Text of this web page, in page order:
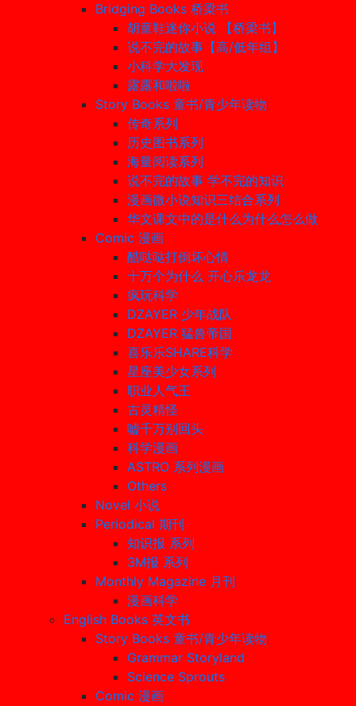
Bridging Books 桥梁书
胡童鞋迷你小说 【桥梁书】
说不完的故事【高/低年组】
小科学大发现
露露和啦啦
Story Books 童书/青少年读物
传奇系列
历史图书系列
海量阅读系列
说不完的故事 学不完的知识
漫画微小说知识三结合系列
华文课文中的是什么为什么怎么做
Comic 漫画
酷哒哒打倒坏心情
十万个为什么 开心乐龙龙
疯玩科学
DZAYER 少年战队
DZAYER 猛兽帝国
喜乐乐SHARE科学
星座美少女系列
职业人气王
古灵精怪
嘘千万别回头
科学漫画
ASTRO 系列漫画
Others
Novel 小说
Periodical 期刊
知识报 系列
3M报 系列
Monthly Magazine 月刊
漫画科学
English Books 英文书
Story Books 童书/青少年读物
Grammar Storyland
Science Sprouts
Comic 漫画